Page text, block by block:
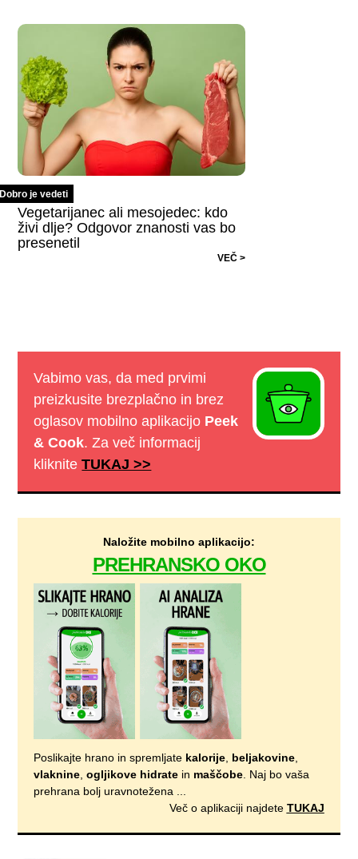
Dobro je vedeti
Vegetarijanec ali mesojedec: kdo
živi dlje? Odgovor znanosti vas bo
presenetil
VEČ >
Vabimo vas, da med prvimi
preizkusite brezplačno in brez
oglasov mobilno aplikacijo Peek
& Cook. Za več informacij
klikniteTUKAJ >>
Naložite mobilno aplikacijo:
PREHRANSKO OKO
Poslikajte hrano in spremljate kalorije, beljakovine,
vlaknine,ogljikove hidrate in maščobe. Naj bo vaša
prehrana bolj uravnotežena ...
Več o aplikaciji najdete TUKAJ